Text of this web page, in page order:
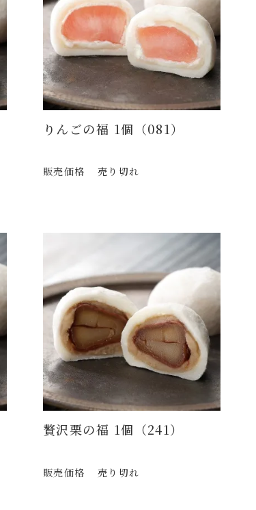
りんごの福 1個（081）
販売価格 売り切れ
贅沢栗の福 1個（241）
販売価格 売り切れ